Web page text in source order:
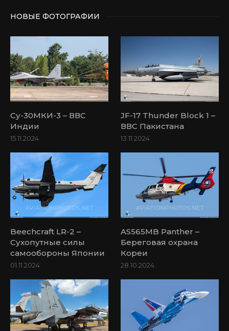
НОВЫЕ ФОТОГРАФИИ
Су-30МКИ-3 – ВВС
Индии
15.11.2024
JF-17 Thunder Block 1 –
ВВС Пакистана
13.11.2024
Beechcraft LR-2 –
Сухопутные силы
самообороны Японии
01.11.2024
AS565MB Panther –
Береговая охрана
Кореи
28.10.2024